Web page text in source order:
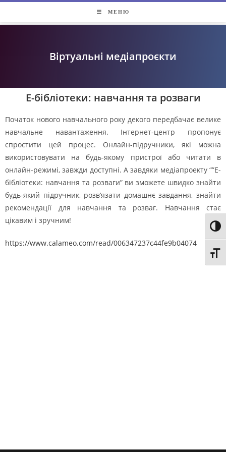
МЕНЮ
Віртуальні медіапроєкти
Е-бібліотеки: навчання та розваги
Початок нового навчального року декого передбачає велике
навчальне навантаження. Інтернет-центр пропонує
спростити цей процес. Онлайн-підручники, які можна
використовувати на будь-якому пристрої або читати в
онлайн-режимі, завжди доступні. А завдяки медіапроекту “”Е-
бібліотеки: навчання та розваги” ви зможете швидко знайти
будь-який підручник, розв’язати домашнє завдання, знайти
рекомендації для навчання та розваг. Навчання стає
цікавим і зручним!
https://www.calameo.com/read/006347237c44fe9b04074